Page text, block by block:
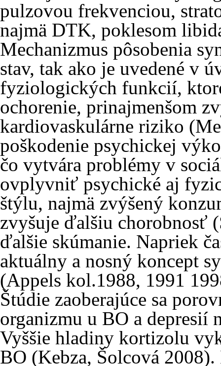
pulzovou frekvenciou,
najmä DTK, poklesom
Mechanizmus pôsobenia
stav, tak ako je uvedené v
fyziologických funkcií,
ochorenie, prinajmenšom
kardiovaskulárne riziko
poškodenie psychickej
čo vytvára problémy v
ovplyvniť psychické aj
štýlu, najmä zvýšený
zvyšuje ďalšiu chorobnosť
ďalšie skúmanie. Napriek
aktuálny a nosný koncept
(Appels kol.1988, 1991
Štúdie zaoberajúce sa
organizmu u BO a depresií
Vyššie hladiny kortizolu
BO (Kebza, Šolcová